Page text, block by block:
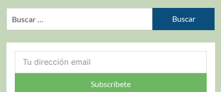
Subscríbete